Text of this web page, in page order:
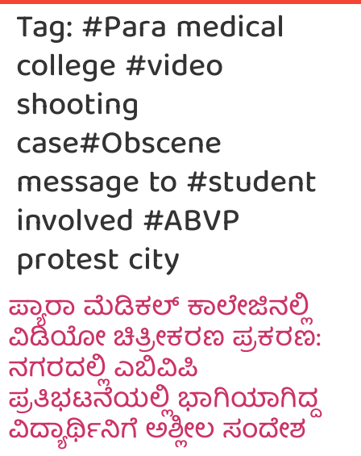
Tag:#Para medical
college #video
shooting
case#Obscene
message to #student
involved #ABVP
protest city
ಪ್ಯಾರಾ ಮೆಡಿಕಲ್ ಕಾಲೇಜಿನಲ್ಲಿ
ವಿಡಿಯೋ ಚಿತ್ರೀಕರಣ ಪ್ರಕರಣ:
ನಗರದಲ್ಲಿ ಎಬಿವಿಪಿ
ಪ್ರತಿಭಟನೆಯಲ್ಲಿ ಭಾಗಿಯಾಗಿದ್ದ
ವಿದ್ಯಾರ್ಥಿನಿಗೆ ಅಶ್ಲೀಲ ಸಂದೇಶ